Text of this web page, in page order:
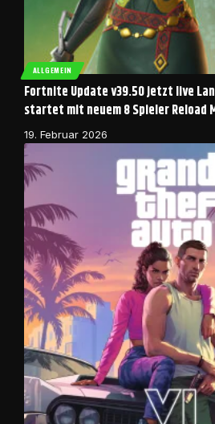
ALLGEMEIN
Fortnite Update v39.50 jetzt live
startet mit neuem 8 Spieler Reload
19. Februar 2026